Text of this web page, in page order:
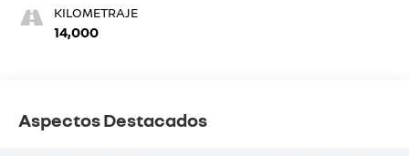
KILOMETRAJE
14,000
Aspectos Destacados